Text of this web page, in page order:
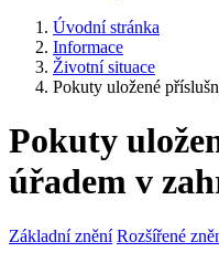
Úvodní stránka
Informace
Životní situace
Pokuty uložené
Pokuty
úřadem v
Základní znění Rozšířené